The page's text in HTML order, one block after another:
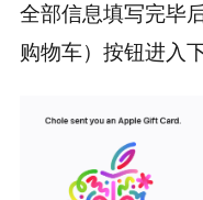
全部信息填写完毕
购物车）按钮进入